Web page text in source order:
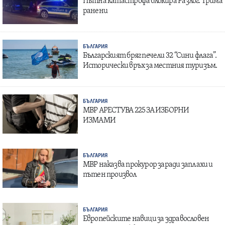
ранени
БЪЛГАРИЯ
Българският бряг печели 32 “Сини флага”.
Исторически връх за местния туризъм.
БЪЛГАРИЯ
МВР АРЕСТУВА 225 ЗА ИЗБОРНИ
ИЗМАМИ
БЪЛГАРИЯ
МВР наказва прокурор заради заплахи и
пътен произвол
БЪЛГАРИЯ
Европейските навици за здравословен